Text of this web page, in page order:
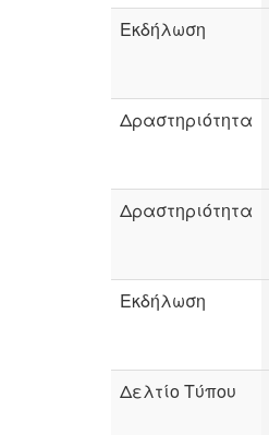
Εκδήλωση
Δραστηριότητα
Δραστηριότητα
Εκδήλωση
Δελτίο Τύπου